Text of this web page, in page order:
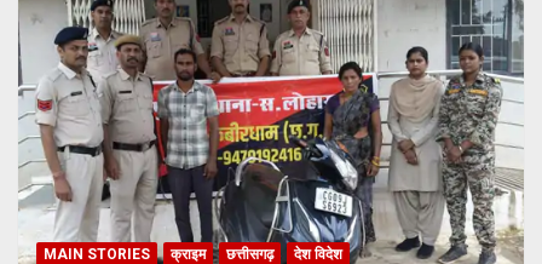
MAIN STORIES क्राइम छत्तीसगढ़ देश विदेश